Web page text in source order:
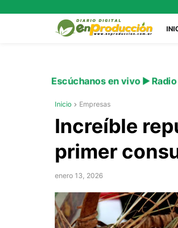
Escúchanos en vivo ▶️
Inicio Empresas
Increíble
primer
enero 13, 2026